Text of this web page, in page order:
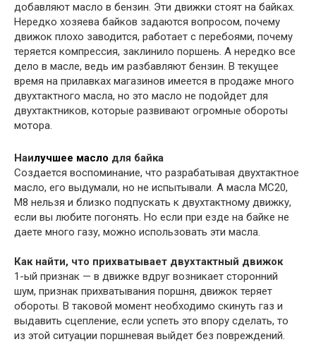
добавляют масло в бензин. Эти движки стоят на байках.
Нередко хозяева байков задаются вопросом, почему
движок плохо заводится, работает с перебоями, почему
теряется компрессия, заклинило поршень. А нередко все
дело в масле, ведь им разбавляют бензин. В текущее
время на прилавках магазинов имеется в продаже много
двухтактного масла, но это масло не подойдет для
двухтактников, которые развивают огромные обороты
мотора.
Наилучшее масло для байка
Создается воспоминание, что разрабатывая двухтактное
масло, его выдумали, но не испытывали. А масла MC20,
M8 нельзя и близко подпускать к двухтактному движку,
если вы любите погонять. Но если при езде на байке не
даете много газу, можно использовать эти масла.
Как найти, что прихватывает двухтактный движок
1-ый признак — в движке вдруг возникает сторонний
шум, признак прихватывания поршня, движок теряет
обороты. В таковой момент необходимо скинуть газ и
выдавить сцепление, если успеть это впору сделать, то
из этой ситуации поршневая выйдет без повреждений.